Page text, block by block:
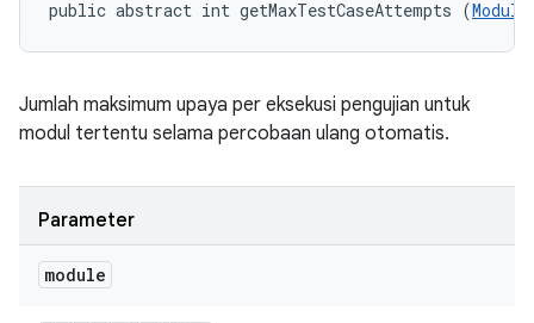
public abstract int getMaxTestCaseAttempts (
Jumlah maksimum upaya per eksekusi pengujian untuk
modul tertentu selama percobaan ulang otomatis.
Parameter
module